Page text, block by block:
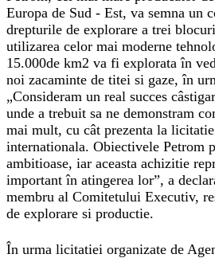
Europa de Sud - Est, va semna un
drepturile de explorare a trei
utilizarea celor mai moderne
15.000de km2 va fi explorata în
noi zacaminte de titei si gaze, în
„Consideram un real succes
unde a trebuit sa ne demonstram
mai mult, cu cât prezenta la
internationala. Obiectivele Petrom
ambitioase, iar aceasta achizitie
important în atingerea lor”, a
membru al Comitetului Executiv,
de explorare si productie.
În urma licitatiei organizate de